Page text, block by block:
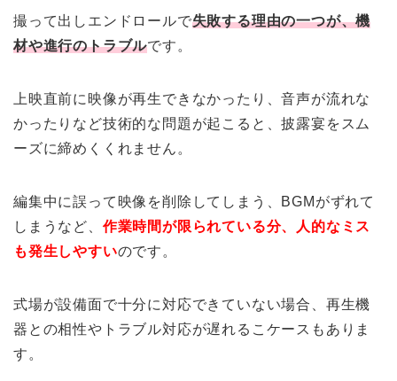
撮って出しエンドロールで失敗する理由の一つが、機
材や進行のトラブルです。
上映直前に映像が再生できなかったり、音声が流れな
かったりなど技術的な問題が起こると、披露宴をスム
ーズに締めくくれません。
編集中に誤って映像を削除してしまう、BGMがずれて
しまうなど、 作業時間が限られている分、人的なミス
も発生しやすいのです。
式場が設備面で十分に対応できていない場合、再生機
器との相性やトラブル対応が遅れるこケースもありま
す。